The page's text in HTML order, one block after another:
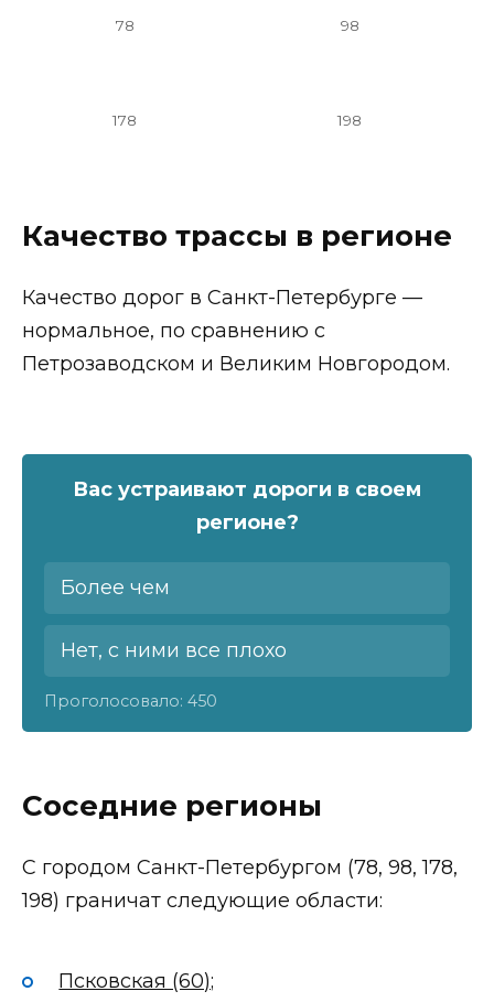
78 98
178 198
Качество трассы в регионе
Качество дорог в Санкт-Петербурге —
нормальное, по сравнению с
Петрозаводском и Великим Новгородом.
Вас устраивают дороги в своем
регионе?
Более чем
Нет, с ними все плохо
Проголосовало: 450
Соседние регионы
С городом Санкт-Петербургом (78, 98, 178,
198) граничат следующие области:
Псковская (60);